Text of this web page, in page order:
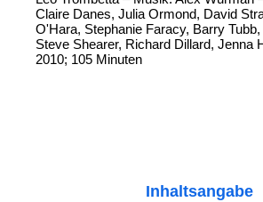
Claire Danes, Julia Ormond, David
O'Hara, Stephanie Faracy, Barry
Steve Shearer, Richard Dillard, Jenna
2010; 105 Minuten
Inhaltsangabe